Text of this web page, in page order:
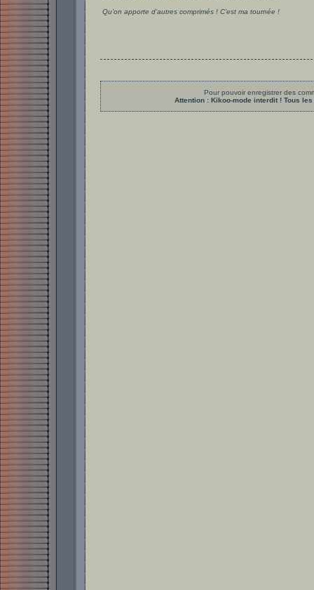
Qu’on apporte d’autres comprimés ! C’est ma tournée !
Pour pouvoir enregistrer des
Attention : Kikoo-mode interdit ! Tous